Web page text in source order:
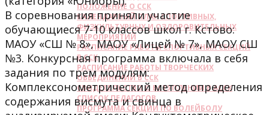
ПОЛОЖЕНИЕ О ССК
КАЛЕНДАРНЫЙ ПЛАН СПОРТИВНЫХ,
ФИЗКУЛЬТУРНЫХ И ОЗДОРОВИТЕЛЬНЫХ
МЕРОПРИЯТИЙ
РАСПИСАНИЕ РАБОТЫ СПОРТИВНЫХ СЕКЦИЙ
В ССК
РАСПИСАНИЕ РАБОТЫ ТВОРЧЕСКИХ
ОБЬЕДИНЕНИЙ В ССК
СВИДЕТЕЛЬСТВО О ВСТУПЛЕНИИ В АССК
СПИСОК ПЕДАГОГОВ
ПРОГРАММА СЕКЦИИ ПО ВОЛЕЙБОЛУ
В соревнования приняли участие
обучающиеся 7-10 классов школ г. Кстово:
МАОУ «СШ № 8», МАОУ «Лицей № 7», МАОУ СШ
№3. Конкурсная программа включала в себя
задания по трем модулям:
Комплексонометрический метод определения
содержания висмута и свинца в